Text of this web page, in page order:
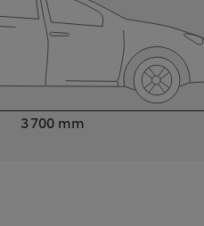
3 700 mm